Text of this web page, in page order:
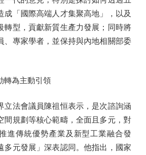
成「國際高端人才集聚高地」，以及
轉型，貢獻新質生產力發展；同時將
、專家學者，並保持與內地相關部委
為主動引領
法會議員陳祖恒表示，是次諮詢涵
間規劃等核心範疇，全面且多元，對
進傳統優勢產業及新型工業融合發
多元發展」深表認同。他指出，國家